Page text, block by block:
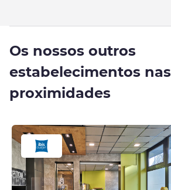
Os nossos outros
estabelecimentos nas
proximidades